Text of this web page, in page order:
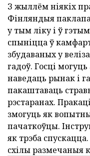
З жыллём ніякіх
Фінляндыя
у тым ліку і ў
спыніцца ў
збудаваных у
гадоў. Госці
наведаць рынак і
пакаштаваць
рэстаранах.
змогуць як
пачаткоўцы.
як трэба
схілы размечаныя